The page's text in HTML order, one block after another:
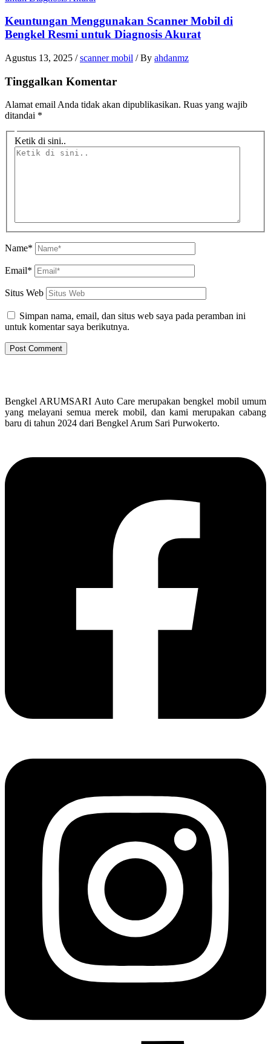
Keuntungan Menggunakan Scanner Mobil di
Bengkel Resmi untuk Diagnosis Akurat
Agustus 13, 2025 /scanner mobil / By ahdanmz
Tinggalkan Komentar
Alamat email Anda tidak akan dipublikasikan. Ruas yang wajib
ditandai *
Ketik di sini..
Name*
Email*
Situs Web
Simpan nama, email, dan situs web saya pada peramban ini
untuk komentar saya berikutnya.
Bengkel ARUMSARI Auto Care merupakan bengkel mobil umum
yang melayani semua merek mobil, dan kami merupakan cabang
baru di tahun 2024 dari Bengkel Arum Sari Purwokerto.